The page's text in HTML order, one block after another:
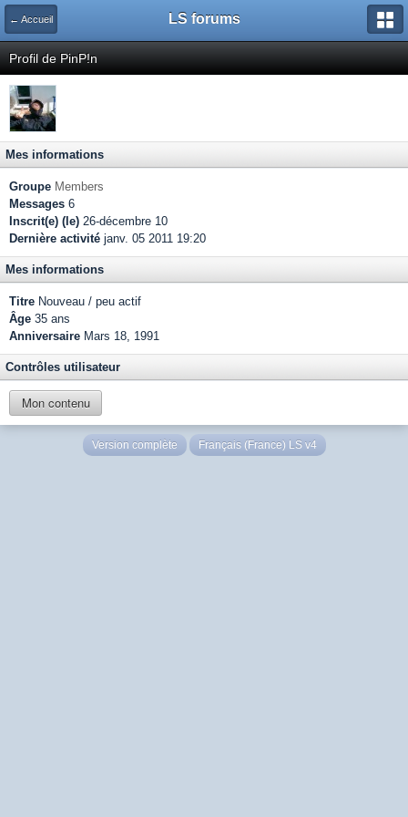
← Accueil LS forums
Profil de PinP!n
Mes informations
Groupe Members
Messages 6
Inscrit(e) (le) 26-décembre 10
Dernière activité janv. 05 2011 19:20
Mes informations
Titre Nouveau / peu actif
Âge 35 ans
Anniversaire Mars 18, 1991
Contrôles utilisateur
Mon contenu
Version complète Français (France) LS v4